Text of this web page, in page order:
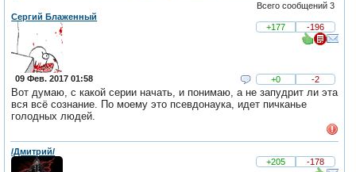
Всего сообщений 3
Сергий Блаженный
+177
-196
09 Фев. 2017 01:58 +0 -2
Вот думаю, с какой серии начать, и понимаю, а не запудрит ли эта
вся всё сознание. По моему это псевдонаука, идет пичканье
голодных людей.
/Дмитрий/
+205
-178